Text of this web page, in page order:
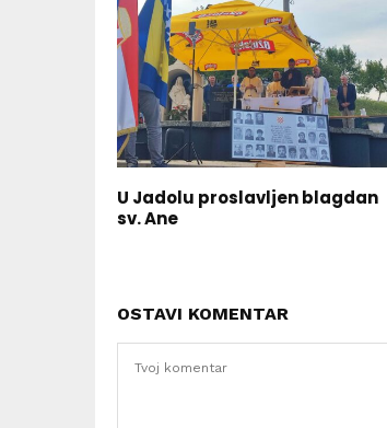
U Jadolu proslavljen blagdan
sv. Ane
OSTAVI KOMENTAR